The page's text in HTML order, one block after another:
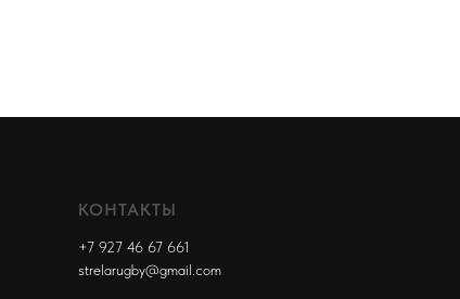
КОНТАКТЫ
+7 927 46 67 661
strelarugby@gmail.com